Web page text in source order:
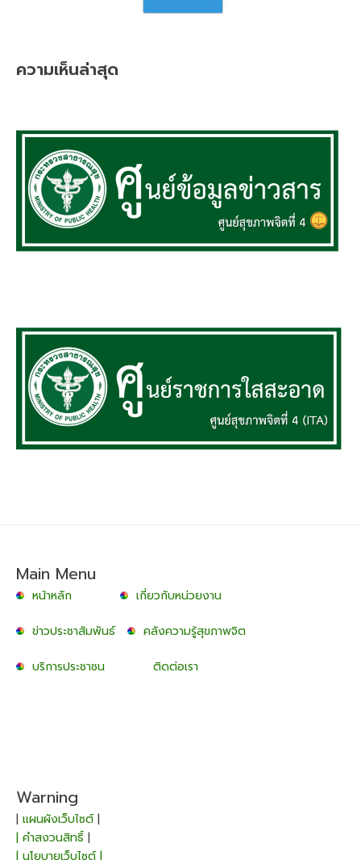
ความเห็นล่าสุด
Main Menu
หน้าหลัก เกี่ยวกับหน่วยงาน
ข่าวประชาสัมพันธ์ คลังความรู้สุขภาพจิต
บริการประชาชน ติดต่อเรา
Warning
| แผนผังเว็บไซต์|
| คำสงวนสิทธิ์ |